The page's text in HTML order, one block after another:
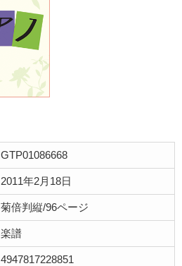
GTP01086668
2011年2月18日
菊倍判縦/96ページ
楽譜
4947817228851